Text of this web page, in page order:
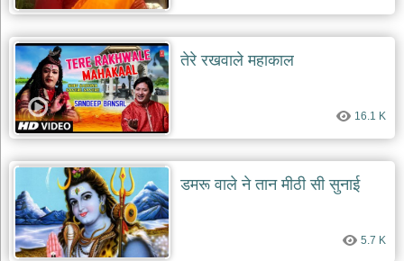
तेरे रखवाले महाकाल
16.1 K
डमरू वाले ने तान मीठी सी सुनाई
5.7 K